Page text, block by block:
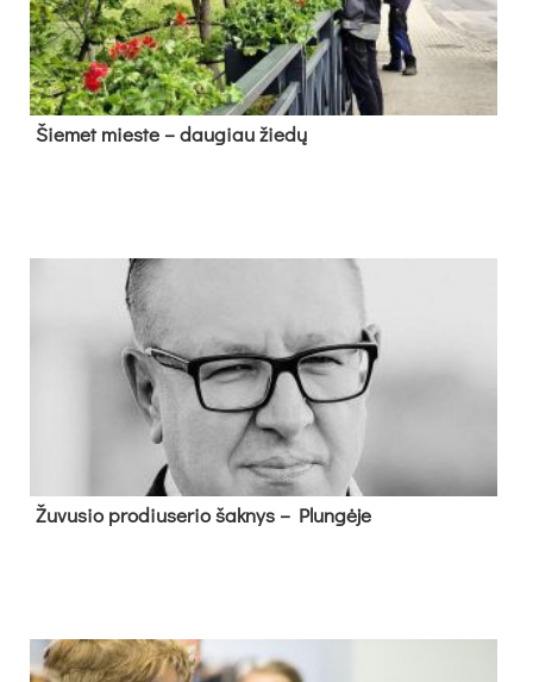
Šie­met mies­te – dau­giau žie­dų
Žu­vu­sio pro­diu­se­rio šak­nys – Plun­gė­je